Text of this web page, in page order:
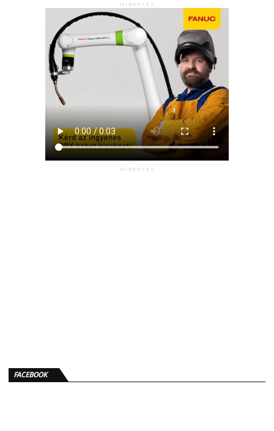
HIRDETÉS
HIRDETÉS
FACEBOOK